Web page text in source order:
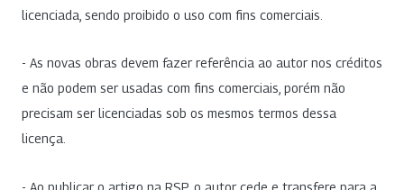
licenciada, sendo proibido o uso com fins comerciais.
- As novas obras devem fazer referência ao autor nos créditos
e não podem ser usadas com fins comerciais, porém não
precisam ser licenciadas sob os mesmos termos dessa
licença.
- Ao publicar o artigo na RSP, o autor cede e transfere para a